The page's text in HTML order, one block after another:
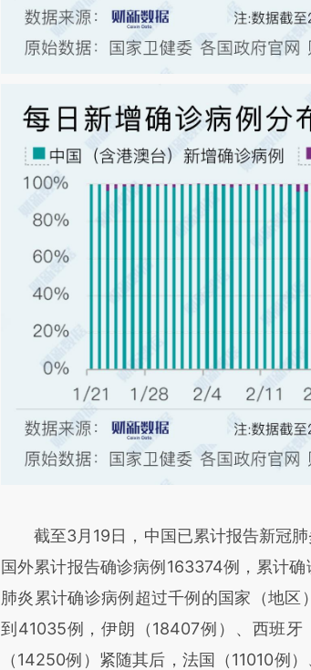
截至3月19日，中国已累计报告新冠肺
国外累计报告确诊病例163374例，累计
肺炎累计确诊病例超过千例的国家（地
到41035例，伊朗（18407例）、西班牙
（14250例）紧随其后，法国（11010例